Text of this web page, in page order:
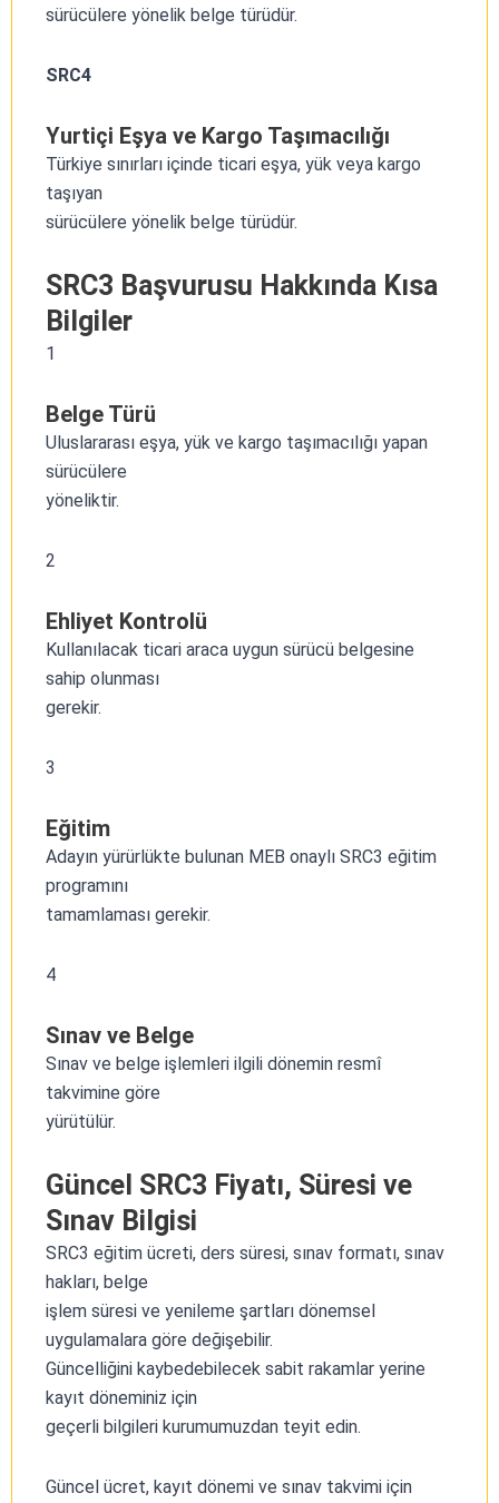
sürücülere yönelik belge türüdür.
SRC4
Yurtiçi Eşya ve Kargo Taşımacılığı
Türkiye sınırları içinde ticari eşya, yük veya kargo
taşıyan
sürücülere yönelik belge türüdür.
SRC3 Başvurusu Hakkında Kısa
Bilgiler
1
Belge Türü
Uluslararası eşya, yük ve kargo taşımacılığı yapan
sürücülere
yöneliktir.
2
Ehliyet Kontrolü
Kullanılacak ticari araca uygun sürücü belgesine
sahip olunması
gerekir.
3
Eğitim
Adayın yürürlükte bulunan MEB onaylı SRC3 eğitim
programını
tamamlaması gerekir.
4
Sınav ve Belge
Sınav ve belge işlemleri ilgili dönemin resmî
takvimine göre
yürütülür.
Güncel SRC3 Fiyatı, Süresi ve
Sınav Bilgisi
SRC3 eğitim ücreti, ders süresi, sınav formatı, sınav
hakları, belge
işlem süresi ve yenileme şartları dönemsel
uygulamalara göre değişebilir.
Güncelliğini kaybedebilecek sabit rakamlar yerine
kayıt döneminiz için
geçerli bilgileri kurumumuzdan teyit edin.
Güncel ücret, kayıt dönemi ve sınav takvimi için